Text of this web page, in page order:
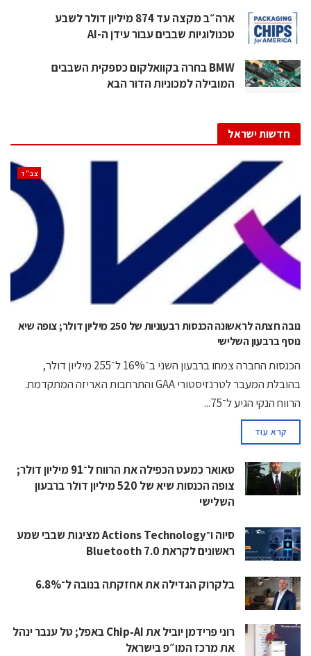
ארה״ב מקצה עד 874 מיליון דולר לשבע
טכנולוגיות שבבים עבור עידן ה-AI
BMW בחרה בקוואלקום כספקית השבבים
המובילה למכוניות הדור הבא
חדשות ישראל
‫צב"ד‬
נובה חצתה לראשונה הכנסות רבעוניות של 250 מיליון דולר; צופה שיא
נוסף ברבעון השלישי
הכנסות החברה צמחו ברבעון השני ב־16% ל־255 מיליון דולר,
בהובלת המעבר לטרנזיסטורי GAA והתרחבות האריזה המתקדמת.
הרווח הנקי הגיע ל־75...
קרא עוד
טאואר כמעט הכפילה את הרווח ל־91 מיליון דולר;
צופה הכנסות שיא של 520 מיליון דולר ברבעון
השלישי
סיוה ו־Actions Technology מציגות שבבי שמע
ראשונים לקראת Bluetooth 7.0
בלקרוק הגדילה את אחזקתה בנובה ל־6.8%
רוני פרידמן יוביל את Chip‑AI באפל; טל ענבר ינהל
את מרכז המו״פ בישראל